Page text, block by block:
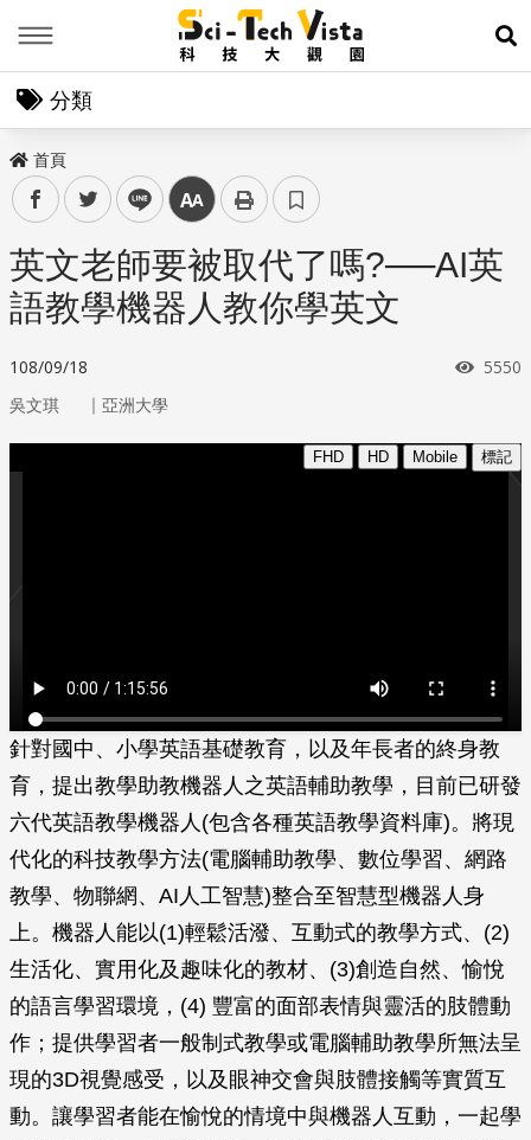
展
分類
首頁
facebooktwitter line 中
英文老師要被取代了嗎?──AI英
語教學機器人教你學英文
108/09/18 瀏覽
5550
吳文琪 ｜ 亞洲大學
針對國中、小學英語基礎教育，以及年長者的終身教
育，提出教學助教機器人之英語輔助教學，目前已研發
六代英語教學機器人(包含各種英語教學資料庫)。將現
代化的科技教學方法(電腦輔助教學、數位學習、網路
教學、物聯網、AI人工智慧)整合至智慧型機器人身
上。機器人能以(1)輕鬆活潑、互動式的教學方式、(2)
生活化、實用化及趣味化的教材、(3)創造自然、愉悅
的語言學習環境，(4) 豐富的面部表情與靈活的肢體動
作；提供學習者一般制式教學或電腦輔助教學所無法呈
現的3D視覺感受，以及眼神交會與肢體接觸等實質互
動。讓學習者能在愉悅的情境中與機器人互動，一起學